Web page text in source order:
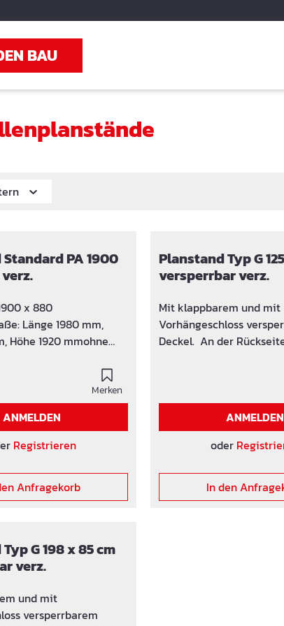
BAU
PA 1900
x 880
Länge 1980 mm,
Höhe 1920 mmohne
Merken
ANMELDEN
Registrieren
Anfragekorb
Planstand Typ G
versperrbar verz.
Mit klappbarem und mit
Vorhängeschloss
Deckel. An der
Füße. Durch die
kann die Planhütte
platzsparend
feuerverzinkte
Beim Etagenwechsel
ANMELDEN
oder
In den
G 198 x 85 cm
verz.
und mit
versperrbarem